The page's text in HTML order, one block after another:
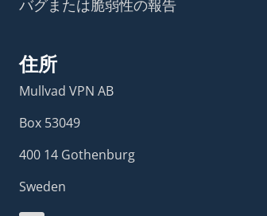
バグまたは脆弱性の報告
住所
Mullvad VPN AB
Box 53049
400 14 Gothenburg
Sweden